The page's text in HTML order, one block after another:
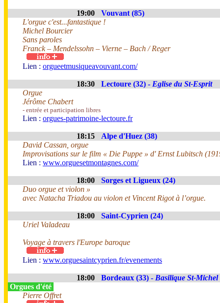
19:00
Vouvant (85)
L'orgue c'est...fantastique !
Michel Bourcier
Sans paroles
Franck – Mendelssohn – Vierne – Bach / Reger
Lien : orgueetmusiqueavouvant.com/
18:30 Lectoure (32) - Eglise du St-Esprit
Orgue
Jérôme Chabert
- entrée et participation libres
Lien : orgues-patrimoine-lectoure.fr
18:15
Alpe d'Huez (38)
David Cassan, orgue
Improvisations sur le film « Die Puppe » d' Ernst Lubitsch
Lien : www.orguesetmontagnes.com/
18:00
Sorges et Ligueux (24)
Duo orgue et violon »
avec Natacha Triadou au violon et Vincent Rigot à l’orgue.
18:00
Saint-Cyprien (24)
Uriel Valadeau
Voyage à travers l'Europe baroque
Lien : www.orguesaintcyprien.fr/evenements
18:00 Bordeaux (33) - Basilique St-Michel
Orgues d'été
Pierre Offret